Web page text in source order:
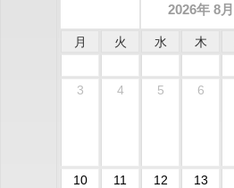
2026年 8月
月 火 水 木
3
4 5 6
10 11 12 13